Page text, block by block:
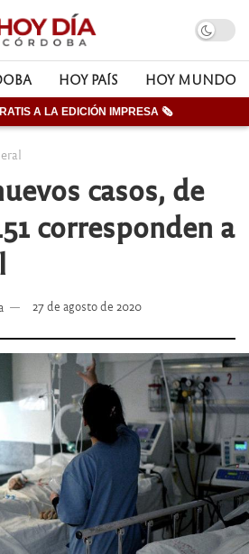
HOY PAÍS HOY MUNDO
A LA EDICIÓN IMPRESA 🗞
casos, de
corresponden a
27 de agosto de 2020